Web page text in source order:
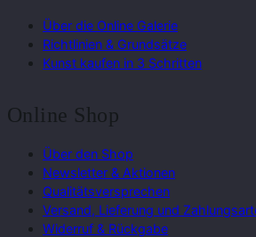
Über die Online Galerie
Richtlinien & Grundsätze
Kunst kaufen in 3 Schritten
Online Shop
Über den Shop
Newsletter & Aktionen
Qualitätsversprechen
Versand, Lieferung und
Widerruf & Rückgabe